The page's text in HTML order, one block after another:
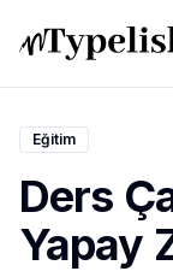
Dünya
Film ve Dizi
Eğitim
Ders
Yapay